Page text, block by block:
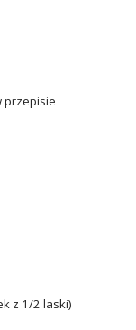
przepisie
z 1/2 laski)